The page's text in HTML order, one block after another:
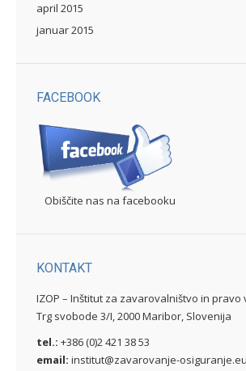
april 2015
januar 2015
FACEBOOK
Obiščite nas na facebooku
KONTAKT
IZOP – Inštitut za zavarovalništvo in pravo
Trg svobode 3/I, 2000 Maribor, Slovenija
tel.: +386 (0)2 421 38 53
email: institut@zavarovanje-osiguranje.eu